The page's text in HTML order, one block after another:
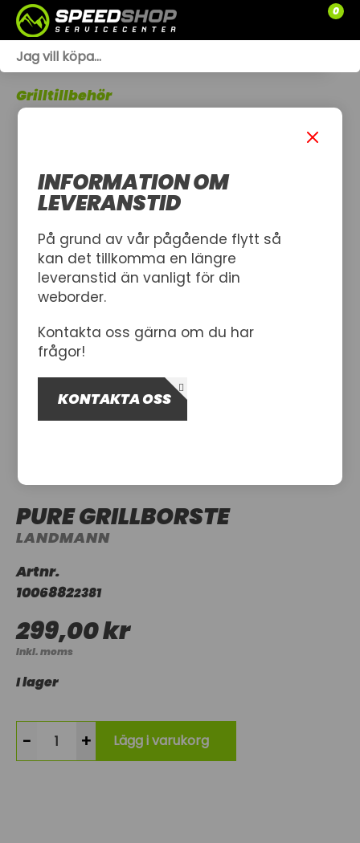
0
SLÄPVAGNAR
Grilltillbehör
PURE GRILLBORSTE
LANDMANN
Artnr.
10068822381
299,00 kr
Inkl. moms
I lager
- + Lägg i varukorg
INFORMATION OM
LEVERANSTID
På grund av vår pågående flytt så
kan det tillkomma en längre
leveranstid än vanligt för din
weborder.
Kontakta oss gärna om du har
frågor!
KONTAKTA OSS